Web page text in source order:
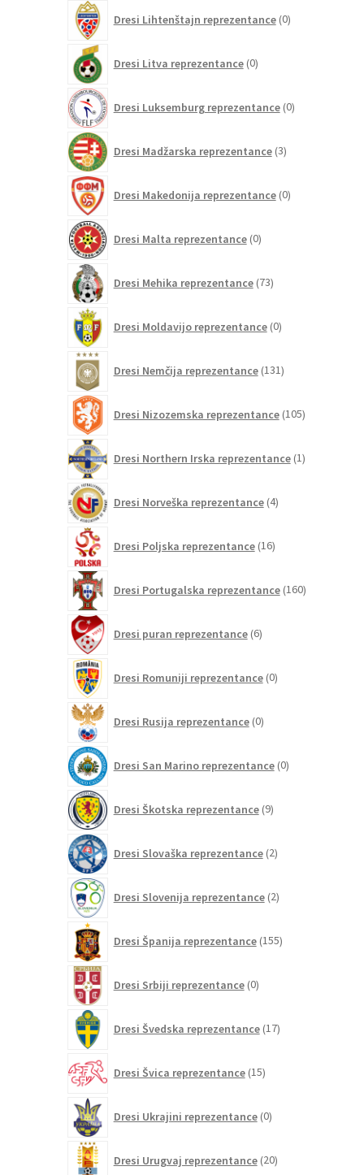
Dresi Lihtenštajn reprezentance 0izdelkov
Dresi Litva reprezentance 0izdelkov
Dresi Luksemburg reprezentance 0izdelkov
Dresi Madžarska reprezentance 3izdelki
Dresi Makedonija reprezentance 0izdelkov
Dresi Malta reprezentance 0izdelkov
Dresi Mehika reprezentance 73izdelkov
Dresi Moldavijo reprezentance 0izdelkov
Dresi Nemčija reprezentance 131izdelkov
Dresi Nizozemska reprezentance 105izdelkov
Dresi Northern Irska reprezentance 1izdelek
Dresi Norveška reprezentance 4izdelki
Dresi Poljska reprezentance 16izdelkov
Dresi Portugalska reprezentance 160izdelkov
Dresi puran reprezentance 6izdelkov
Dresi Romuniji reprezentance 0izdelkov
Dresi Rusija reprezentance 0izdelkov
Dresi San Marino reprezentance 0izdelkov
Dresi Škotska reprezentance 9izdelkov
Dresi Slovaška reprezentance 2izdelka
Dresi Slovenija reprezentance 2izdelka
Dresi Španija reprezentance 155izdelkov
Dresi Srbiji reprezentance 0izdelkov
Dresi Švedska reprezentance 17izdelkov
Dresi Švica reprezentance 15izdelkov
Dresi Ukrajini reprezentance 0izdelkov
Dresi Urugvaj reprezentance 20izdelkov